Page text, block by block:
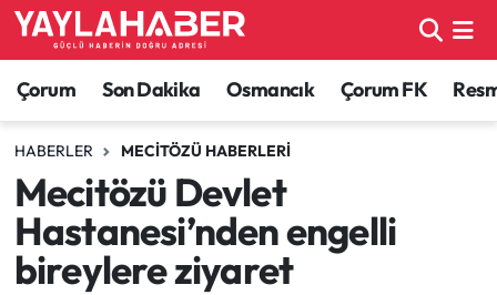
Çorum Son Dakika Osmancık Çorum FK
HABERLER MECITÖZÜ HABERLERI
Mecitözü Devlet
Hastanesi’nden engelli
bireylere ziyaret
Alaca Haberleri
Bayat Haberleri
Bilgi - Keşfet Haberleri
Bilim ve Teknoloji
Çorum Nöbetçi Eczaneler
Çorum Hava Durumu
Çorum Namaz Vakitleri
Çorum Trafik Yoğunluk Haritası